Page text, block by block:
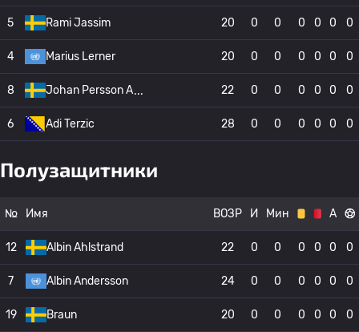
5 Rami Jassim 20 0 0 0 0 0 0
4 Marius Lerner 20 0 0 0 0 0 0
8 Johan Persson A 22 0 0 0 0 0 0
6 Adi Terzic 28 0 0 0 0 0 0
Полузащитники
№ Имя ВОЗР И Мин А
12 Albin Ahlstrand 22 0 0 0 0 0 0
7 Albin Andersson 24 0 0 0 0 0 0
19 Braun 20 0 0 0 0 0 0